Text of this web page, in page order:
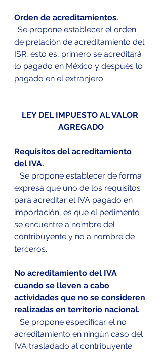
Orden de acreditamientos.
· Se propone establecer el orden
de prelación de acreditamiento del
ISR, esto es, primero se acreditará
lo pagado en México y después lo
pagado en el extranjero.
LEY DEL IMPUESTO AL VALOR
AGREGADO
Requisitos del acreditamiento
del IVA.
·  Se propone establecer de forma
expresa que uno de los requisitos
para acreditar el IVA pagado en
importación, es que el pedimento
se encuentre a nombre del
contribuyente y no a nombre de
terceros.
No acreditamiento del IVA
cuando se lleven a cabo
actividades que no se consideren
realizadas en territorio nacional.
·  Se propone especificar el no
acreditamiento en ningún caso del
IVA trasladado al contribuyente